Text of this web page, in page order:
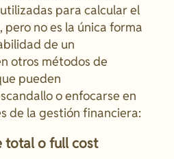
para calcular el
no es la única forma
de un
otros métodos de
pueden
o enfocarse en
de la gestión financiera:
total o full cost